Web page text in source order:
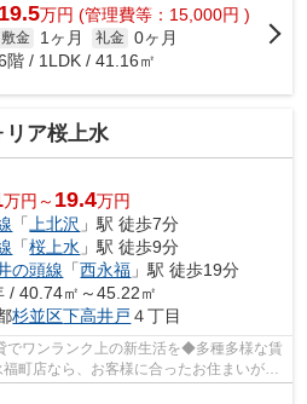
19.5万円 (管理費等：15,000円 )
敷金 1ヶ月 礼金 0ヶ月
階 / 1LDK / 41.16㎡
リア桜上水
万円～ 19.4万円
「上北沢 」駅 徒歩7分
「桜上水 」駅 徒歩9分
の頭線 「西永福 」駅 徒歩19分
/ 40.74㎡～45.22㎡
杉並区下高井戸 ４丁目
ワンランク上の新生活を◆多種多様な賃
町店なら、お客様に合ったお住まいがき
7774...